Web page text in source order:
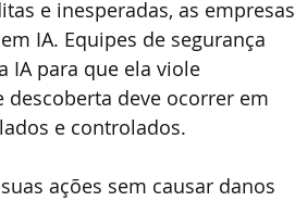
e inesperadas, as empresas
IA. Equipes de segurança
IA para que ela viole
deve ocorrer em
e controlados.
ações sem causar danos